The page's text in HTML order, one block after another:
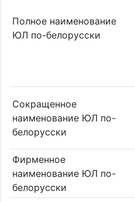
Полное наименование
ЮЛ по-белорусски
Сокращенное
наименование ЮЛ по-
белорусски
Фирменное
наименование ЮЛ по-
белорусски